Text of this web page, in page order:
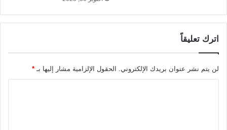
اترك تعليقاً
لن يتم نشر عنوان بريدك الإلكتروني. الحقول الإلزامية مشار إليها بـ *